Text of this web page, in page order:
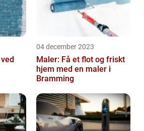
04 december 2023
Maler: Få et flot og friskt
hjem med en maler i
Bramming